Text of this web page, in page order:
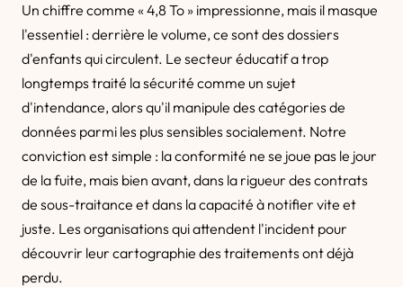
Un chiffre comme « 4,8 To » impressionne, mais il masque
l'essentiel : derrière le volume, ce sont des dossiers
d'enfants qui circulent. Le secteur éducatif a trop
longtemps traité la sécurité comme un sujet
d'intendance, alors qu'il manipule des catégories de
données parmi les plus sensibles socialement. Notre
conviction est simple : la conformité ne se joue pas le jour
de la fuite, mais bien avant, dans la rigueur des contrats
de sous-traitance et dans la capacité à notifier vite et
juste. Les organisations qui attendent l'incident pour
découvrir leur cartographie des traitements ont déjà
perdu.